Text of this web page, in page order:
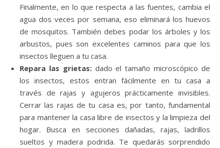
Finalmente, en lo que respecta a las fuentes, cambia el
agua dos veces por semana, eso eliminará los huevos
de mosquitos. También debes podar los árboles y los
arbustos, pues son excelentes caminos para que los
insectos lleguen a tu casa.
Repara las grietas: dado el tamaño microscópico de
los insectos, estos entran fácilmente en tu casa a
través de rajas y agujeros prácticamente invisibles.
Cerrar las rajas de tu casa es, por tanto, fundamental
para mantener la casa libre de insectos y la limpieza del
hogar. Busca en secciones dañadas, rajas, ladrillos
sueltos y madera podrida. Te quedarás sorprendido